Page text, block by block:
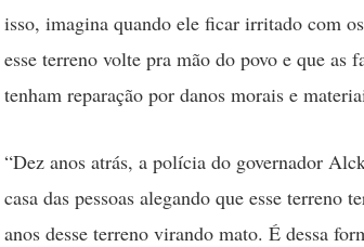
isso, imagina quando ele ficar irritado com
esse terreno volte pra mão do povo e que
tenham reparação por danos morais e
“Dez anos atrás, a polícia do governador
casa das pessoas alegando que esse terreno
anos desse terreno virando mato. É dessa